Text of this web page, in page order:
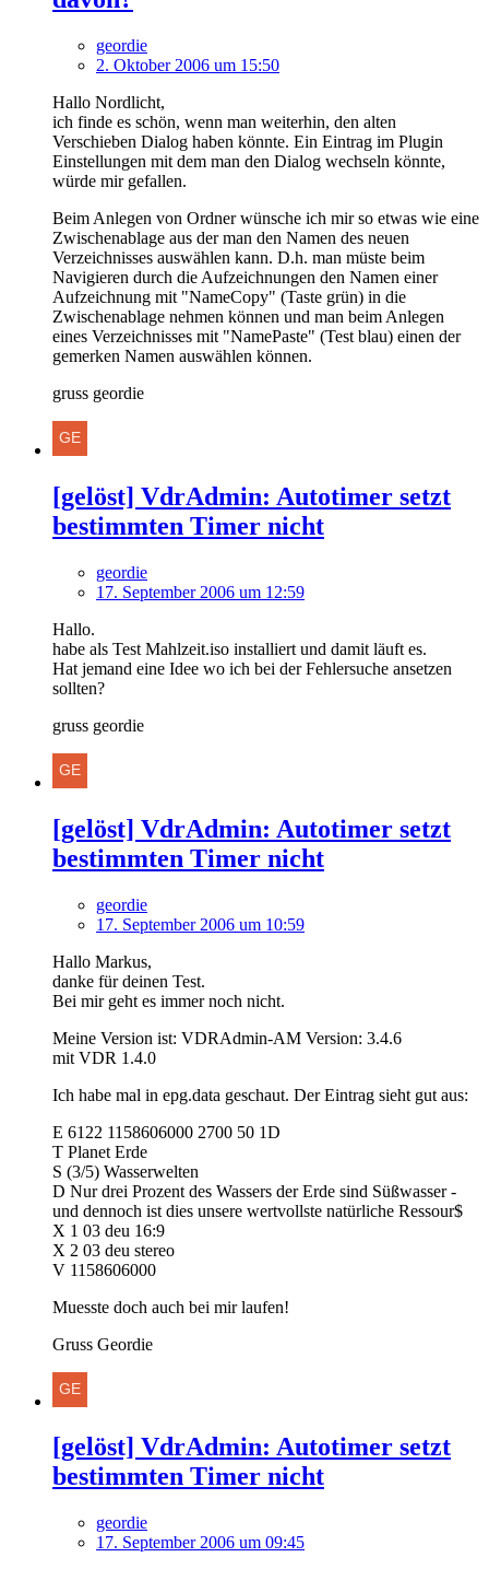
geordie
2. Oktober 2006 um 15:50
Hallo Nordlicht,
ich finde es schön, wenn man weiterhin, den alten
Verschieben Dialog haben könnte. Ein Eintrag im Plugin
Einstellungen mit dem man den Dialog wechseln könnte,
würde mir gefallen.
Beim Anlegen von Ordner wünsche ich mir so etwas wie eine
Zwischenablage aus der man den Namen des neuen
Verzeichnisses auswählen kann. D.h. man müste beim
Navigieren durch die Aufzeichnungen den Namen einer
Aufzeichnung mit "NameCopy" (Taste grün) in die
Zwischenablage nehmen können und man beim Anlegen
eines Verzeichnisses mit "NamePaste" (Test blau) einen der
gemerken Namen auswählen können.
gruss geordie
[gelöst] VdrAdmin: Autotimer setzt
bestimmten Timer nicht
geordie
17. September 2006 um 12:59
Hallo.
habe als Test Mahlzeit.iso installiert und damit läuft es.
Hat jemand eine Idee wo ich bei der Fehlersuche ansetzen
sollten?
gruss geordie
[gelöst] VdrAdmin: Autotimer setzt
bestimmten Timer nicht
geordie
17. September 2006 um 10:59
Hallo Markus,
danke für deinen Test.
Bei mir geht es immer noch nicht.
Meine Version ist: VDRAdmin-AM Version: 3.4.6
mit VDR 1.4.0
Ich habe mal in epg.data geschaut. Der Eintrag sieht gut aus:
E 6122 1158606000 2700 50 1D
T Planet Erde
S (3/5) Wasserwelten
D Nur drei Prozent des Wassers der Erde sind Süßwasser -
und dennoch ist dies unsere wertvollste natürliche Ressour$
X 1 03 deu 16:9
X 2 03 deu stereo
V 1158606000
Muesste doch auch bei mir laufen!
Gruss Geordie
[gelöst] VdrAdmin: Autotimer setzt
bestimmten Timer nicht
geordie
17. September 2006 um 09:45